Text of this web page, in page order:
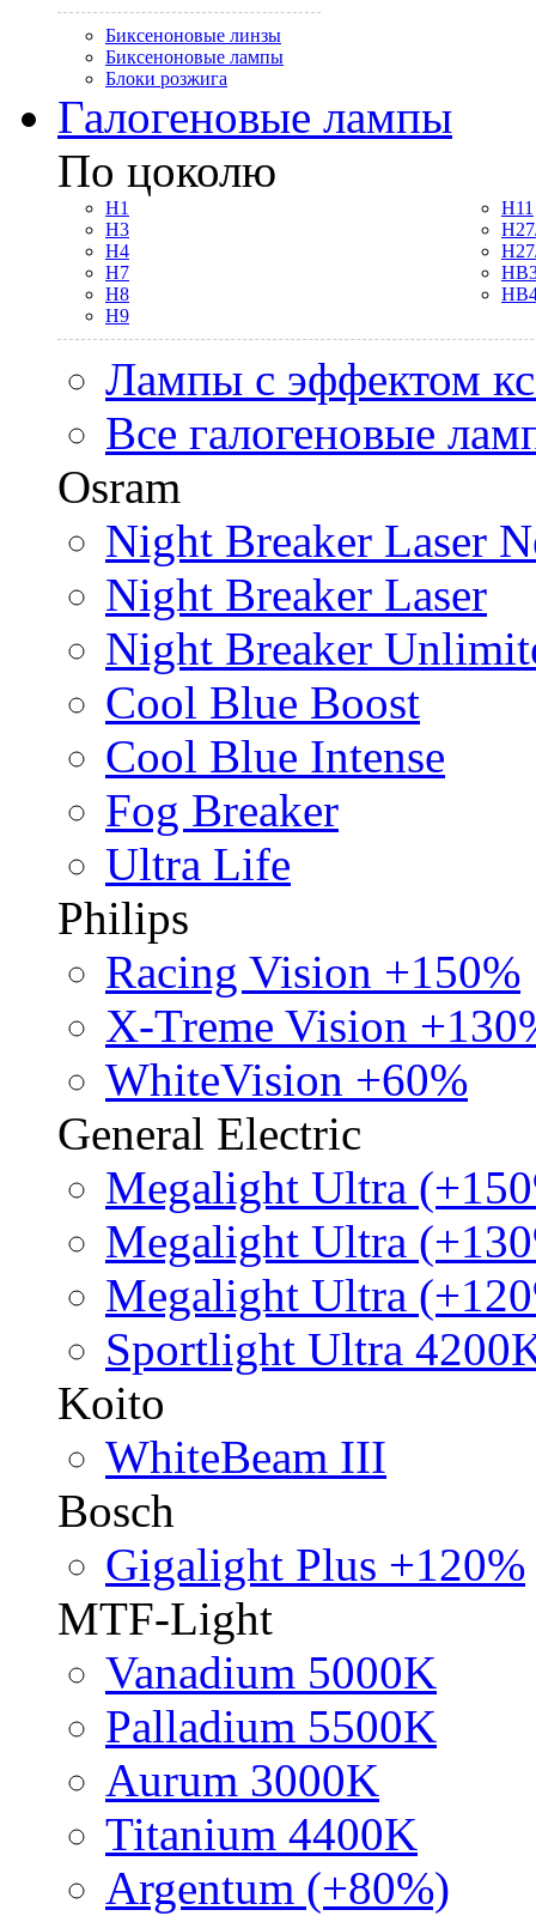
Биксеноновые линзы
Биксеноновые лампы
Блоки розжига
Галогеновые лампы
По цоколю
H1
H3
H4
H7
H8
H9
H11
Лампы с эффектом
Все галогеновые
Osram
Night Breaker Laser
Night Breaker Laser
Night Breaker
Cool Blue Boost
Cool Blue Intense
Fog Breaker
Ultra Life
Philips
Racing Vision +150%
X-Treme Vision
WhiteVision +60%
General Electric
Megalight Ultra
Megalight Ultra
Megalight Ultra
Sportlight Ultra
Koito
WhiteBeam III
Bosch
Gigalight Plus +120%
MTF-Light
Vanadium 5000K
Palladium 5500K
Aurum 3000K
Titanium 4400K
Argentum (+80%)